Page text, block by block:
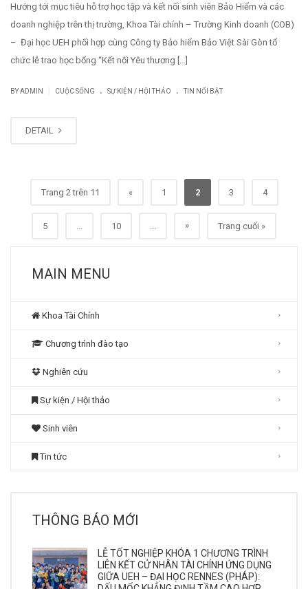
Hướng tới mục tiêu hỗ trợ học tập và kết nối sinh viên Bảo Hiểm và các
doanh nghiệp trên thị trường, Khoa Tài chính – Trường Kinh doanh (COB)
– Đại học UEH phối hợp cùng Công ty Bảo hiểm Bảo Việt Sài Gòn tổ
chức lễ trao học bổng “Kết nối Yêu thương […]
BYADMIN CUỘC SỐNG . SỰ KIỆN / HỘI THẢO . TIN NỔI BẬT
DETAIL
Trang 2 trên 11 « 1 2 3 4
5 ... 10 ... » Trang cuối »
MAIN MENU
Khoa Tài Chính
Chương trình đào tạo
Nghiên cứu
Sự kiện / Hội thảo
Sinh viên
Tin tức
THÔNG BÁO MỚI
LỄ TỐT NGHIỆP KHÓA 1 CHƯƠNG TRÌNH
LIÊN KẾT CỬ NHÂN TÀI CHÍNH ỨNG DỤNG
GIỮA UEH – ĐẠI HỌC RENNES (PHÁP):